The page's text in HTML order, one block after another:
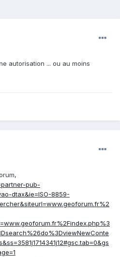
autorisation ... ou au moins
pub-
dtax&ie=ISO-8859-